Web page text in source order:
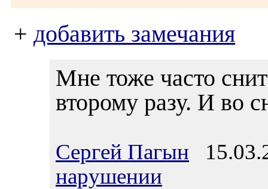
+ добавить замечания
Мне тоже часто
второму разу. И во
Сергей Пагын
нарушении